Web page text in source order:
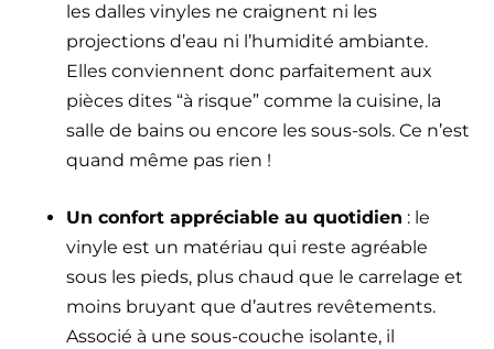
les dalles vinyles ne craignent ni les
projections d’eau ni l’humidité ambiante.
Elles conviennent donc parfaitement aux
pièces dites “à risque” comme la cuisine, la
salle de bains ou encore les sous-sols. Ce n’est
quand même pas rien !
Un confort appréciable au quotidien : le
vinyle est un matériau qui reste agréable
sous les pieds, plus chaud que le carrelage et
moins bruyant que d’autres revêtements.
Associé à une sous-couche isolante, il